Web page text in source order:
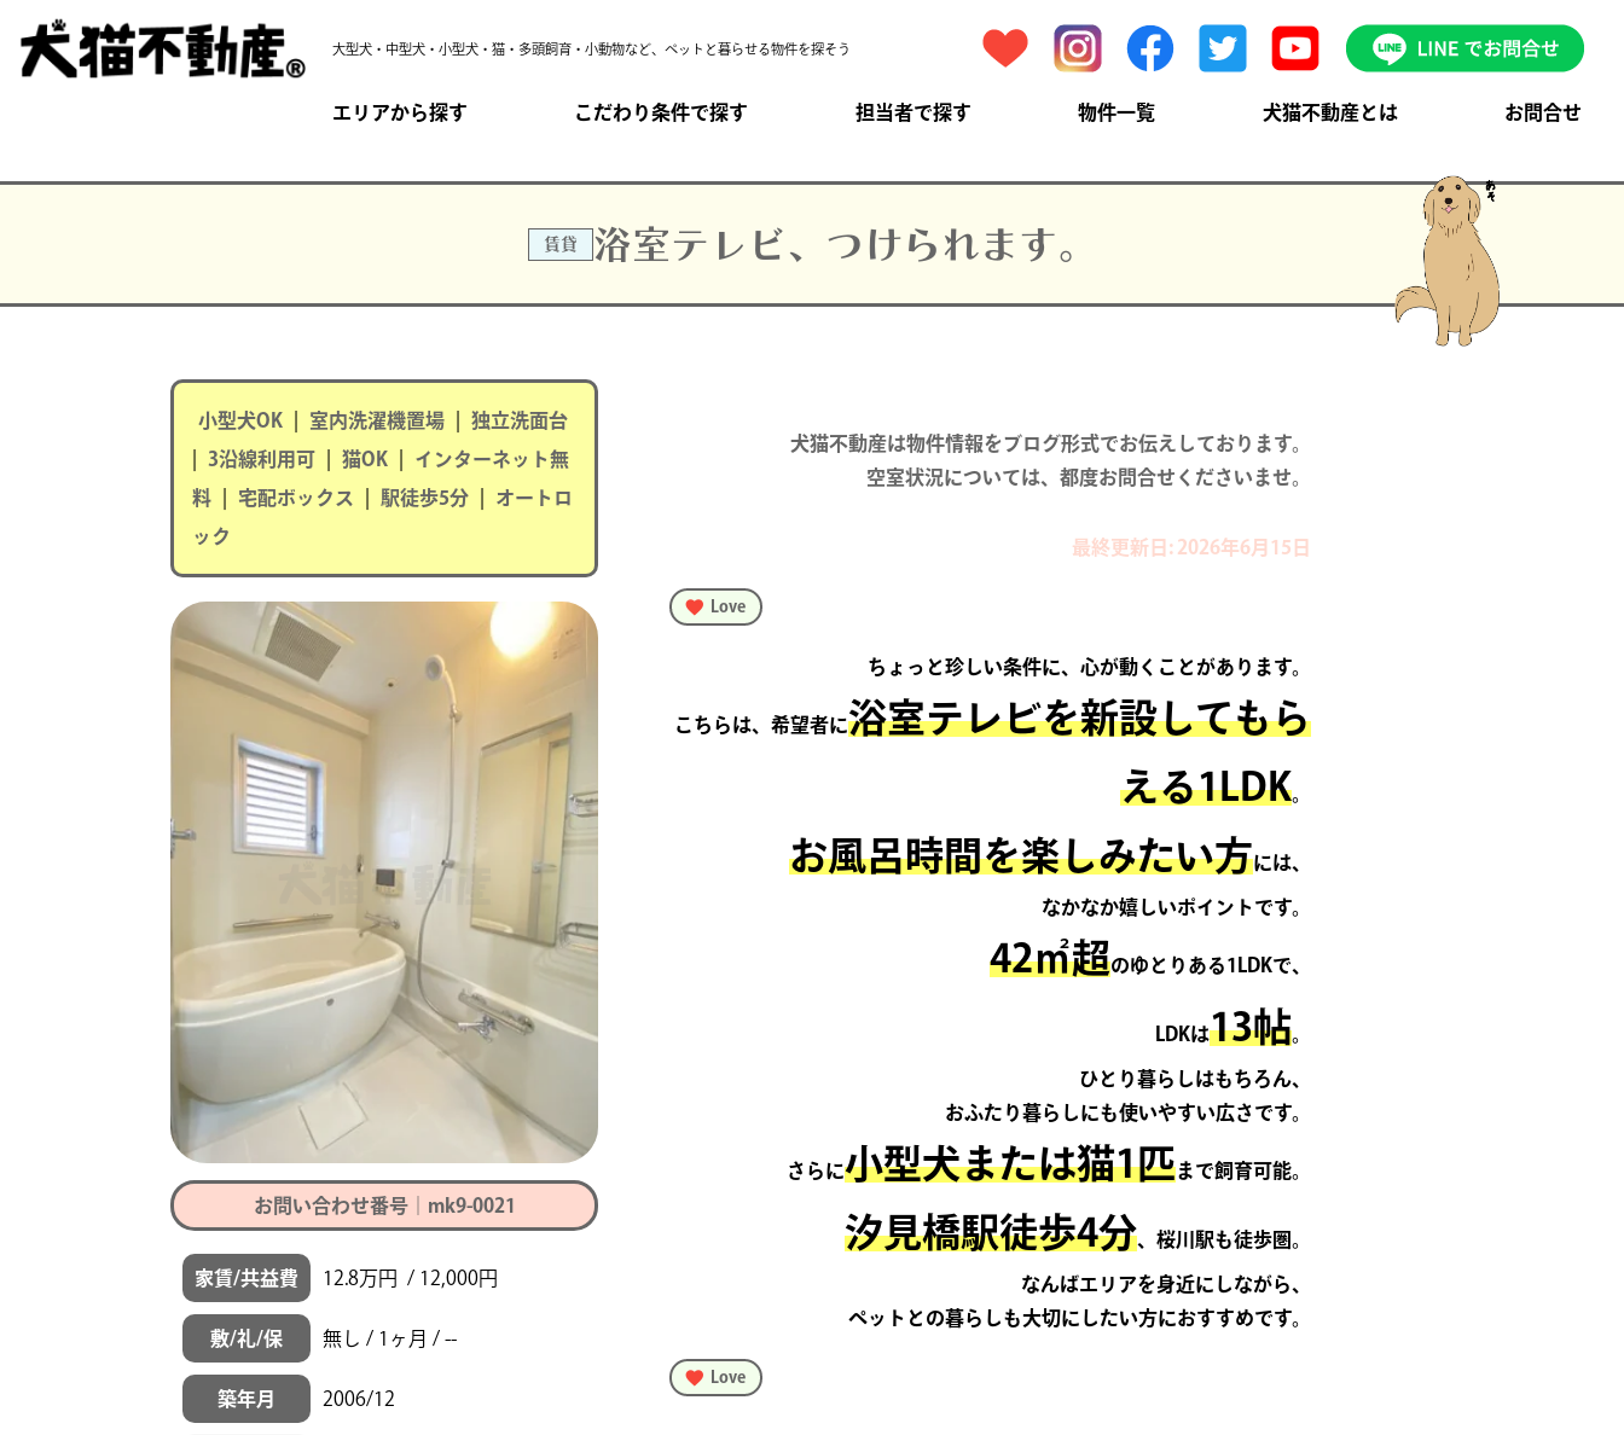
大型犬・中型犬・小型犬・猫・多頭飼育・小動物など、ペットと暮らせる物件を探そう
エリアから探す こだわり条件で探す 担当者で探す 物件一覧 犬猫不動産とは お問合せ
賃貸 浴室テレビ、つけられます。
小型犬OK 室内洗濯機置場
独立洗面台
3沿線利用可 猫OK
インターネット無
料
宅配ボックス 駅徒歩5分
オートロ
ック
お問い合わせ番号｜mk9-0021
家賃/共益費 12.8万円 / 12,000円
敷/礼/保 無し / 1ヶ月 / --
築年月 2006/12
犬猫不動産は物件情報をブログ形式でお伝えしております。
空室状況については、都度お問合せくださいませ。
最終更新日: 2026年6月15日
Love
ちょっと珍しい条件に、心が動くことがあります。
こちらは、希望者に浴室テレビを新設してもら
える1LDK。
お風呂時間を楽しみたい方には、
なかなか嬉しいポイントです。
42㎡超のゆとりある1LDKで、
LDKは13帖。
ひとり暮らしはもちろん、
おふたり暮らしにも使いやすい広さです。
さらに小型犬または猫1匹まで飼育可能。
汐見橋駅徒歩4分、桜川駅も徒歩圏。
なんばエリアを身近にしながら、
ペットとの暮らしも大切にしたい方におすすめです。
Love